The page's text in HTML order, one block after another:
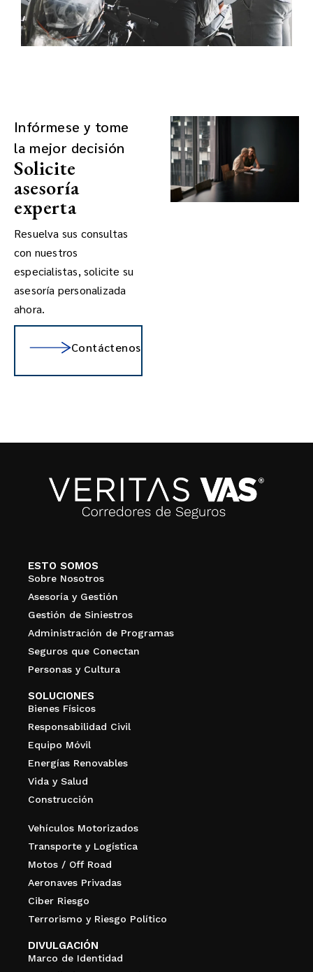
Infórmese y tome
la mejor decisión
Solicite
asesoría
experta
Resuelva sus consultas
con nuestros
especialistas, solicite su
asesoría personalizada
ahora.
Contáctenos
ESTO SOMOS
Sobre Nosotros
Asesoría y Gestión
Gestión de Siniestros
Administración de Programas
Seguros que Conectan
Personas y Cultura
SOLUCIONES
Bienes Físicos
Responsabilidad Civil
Equipo Móvil
Energías Renovables
Vida y Salud
Construcción
Vehículos Motorizados
Transporte y Logística
Motos / Off Road
Aeronaves Privadas
Ciber Riesgo
Terrorismo y Riesgo Político
DIVULGACIÓN
Marco de Identidad